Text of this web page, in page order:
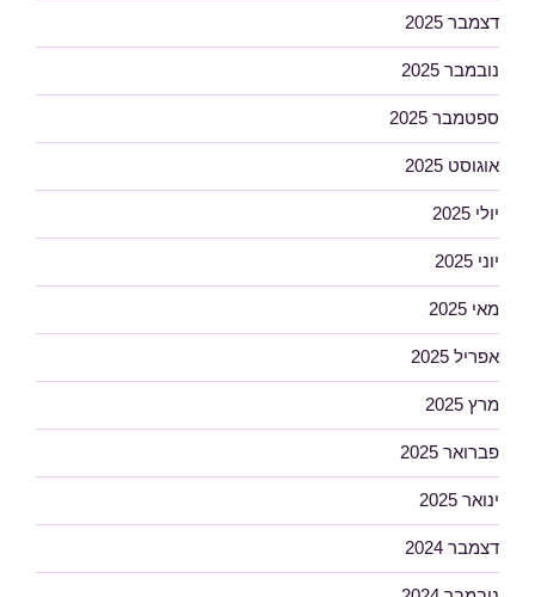
דצמבר 2025
נובמבר 2025
ספטמבר 2025
אוגוסט 2025
יולי 2025
יוני 2025
מאי 2025
אפריל 2025
מרץ 2025
פברואר 2025
ינואר 2025
דצמבר 2024